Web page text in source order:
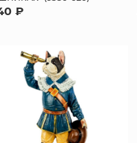
₽